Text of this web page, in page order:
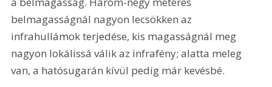
belmagasságnál nagyon lecsökken az
infrahullámok terjedése, kis magasságnál meg
nagyon lokálissá válik az infrafény; alatta meleg
van, a hatósugarán kívül pedig már kevésbé.